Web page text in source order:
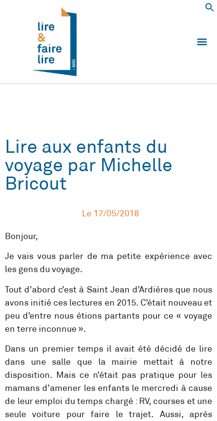
Lire aux enfants du
voyage par Michelle
Bricout
Le 17/05/2018
Bonjour,
Je vais vous parler de ma petite expérience avec
les gens du voyage.
Tout d’abord c’est à Saint Jean d’Ardières que nous
avons initié ces lectures en 2015. C’était nouveau et
peu d’entre nous étions partants pour ce « voyage
en terre inconnue ».
Dans un premier temps il avait été décidé de lire
dans une salle que la mairie mettait à notre
disposition. Mais ce n’était pas pratique pour les
mamans d’amener les enfants le mercredi à cause
de leur emploi du temps chargé : RV, courses et une
seule voiture pour faire le trajet. Aussi, après